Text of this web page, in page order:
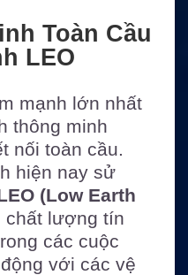
Toàn Cầu
LEO
mạnh lớn nhất
thông minh
nối toàn cầu.
hiện nay sử
(Low Earth
chất lượng tín
các cuộc
với các vệ